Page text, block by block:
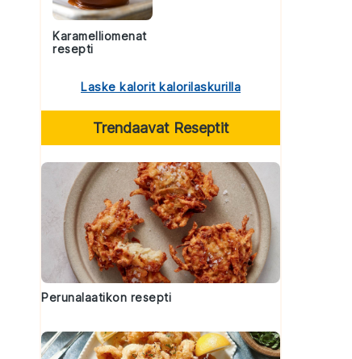
Karamelliomenat
resepti
Laske kalorit kalorilaskurilla
Trendaavat Reseptit
Perunalaatikon resepti